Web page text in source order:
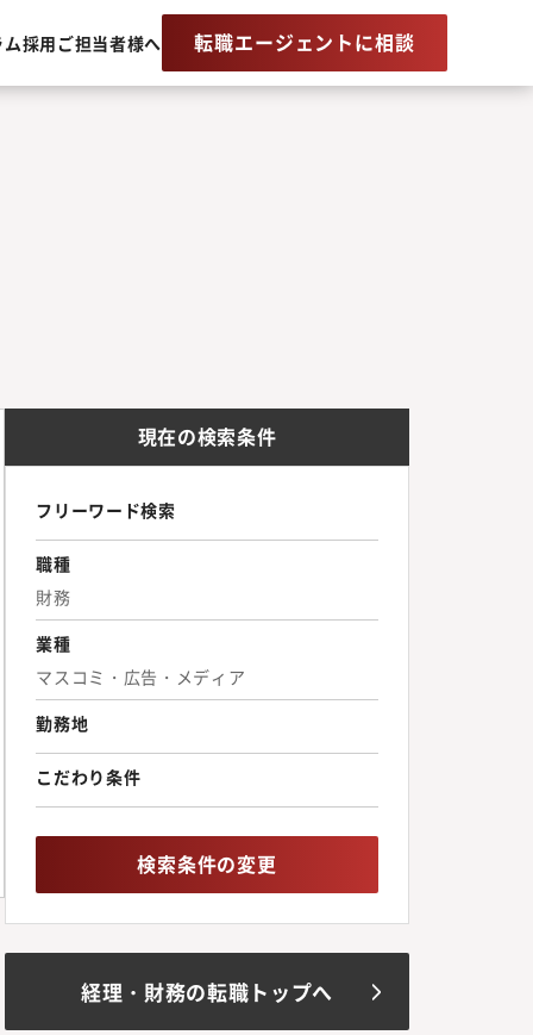
採用ご担当者様へ 転職エージェントに相談
現在の検索条件
フリーワード検索
職種
財務
業種
マスコミ・広告・メディア
勤務地
こだわり条件
検索条件の変更
経理・財務の転職トップへ